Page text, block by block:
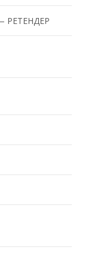
РЕТЕНДЕР